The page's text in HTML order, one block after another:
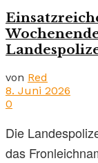
von Red
8. Juni 2026
0
Die
das